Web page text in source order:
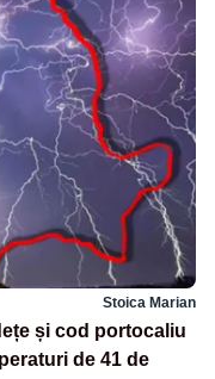
Stoica Marian
și cod portocaliu
de 41 de